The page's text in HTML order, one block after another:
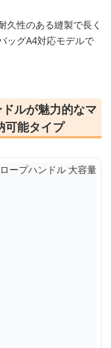
久性のある縫製で長く
ッグA4対応モデルで
ルが魅力的なマ
可能タイプ